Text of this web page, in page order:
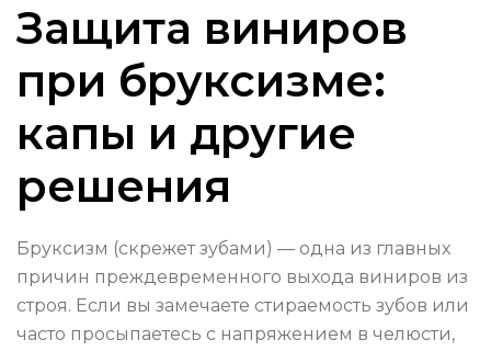
Защита виниров
при бруксизме:
капы и другие
решения
Бруксизм (скрежет зубами) — одна из главных
причин преждевременного выхода виниров из
строя. Если вы замечаете стираемость зубов или
часто просыпаетесь с напряжением в челюсти,